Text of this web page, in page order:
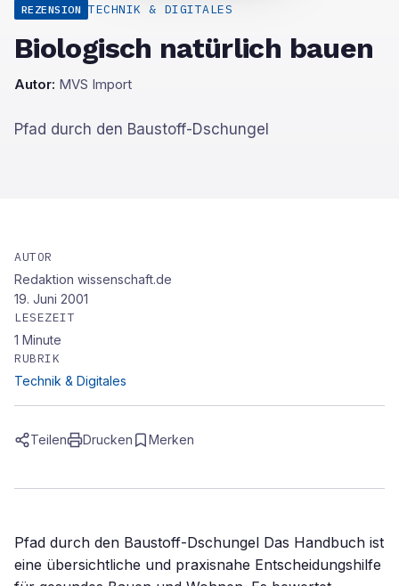
REZENSION TECHNIK & DIGITALES
Biologisch natürlich bauen
Autor: MVS Import
Pfad durch den Baustoff-Dschungel
AUTOR
Redaktion wissenschaft.de
19. Juni 2001
LESEZEIT
1 Minute
RUBRIK
Technik & Digitales
Teilen Drucken Merken
Pfad durch den Baustoff-Dschungel Das Handbuch ist
eine übersichtliche und praxisnahe Entscheidungshilfe